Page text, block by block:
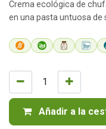
Añadir a la
Crema ecológica de
en una pasta untuosa de